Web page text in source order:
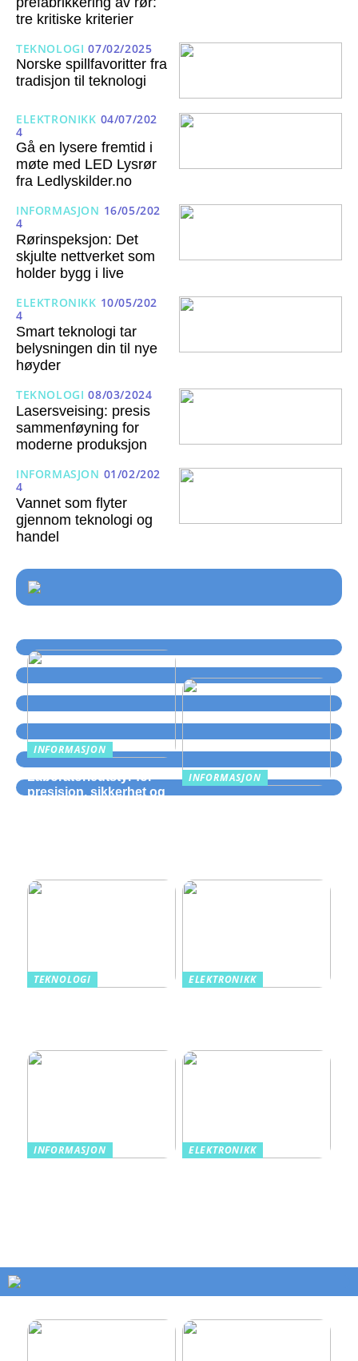
tre kritiske kriterier
TEKNOLOGI 07/02/2025
Norske spillfavoritter fra
tradisjon til teknologi
ELEKTRONIKK 04/07/202
4
Gå en lysere fremtid i
møte med LED Lysrør
fra Ledlyskilder.no
INFORMASJON 16/05/202
4
Rørinspeksjon: Det
skjulte nettverket som
holder bygg i live
ELEKTRONIKK 10/05/202
4
Smart teknologi tar
belysningen din til nye
høyder
TEKNOLOGI 08/03/2024
Lasersveising: presis
sammenføyning for
moderne produksjon
INFORMASJON 01/02/202
4
Vannet som flyter
gjennom teknologi og
handel
INFORMASJON
Laboratorieutstyr for
presisjon, sikkerhet og
INFORMASJON
TEKNOLOGI
ELEKTRONIKK
INFORMASJON
ELEKTRONIKK